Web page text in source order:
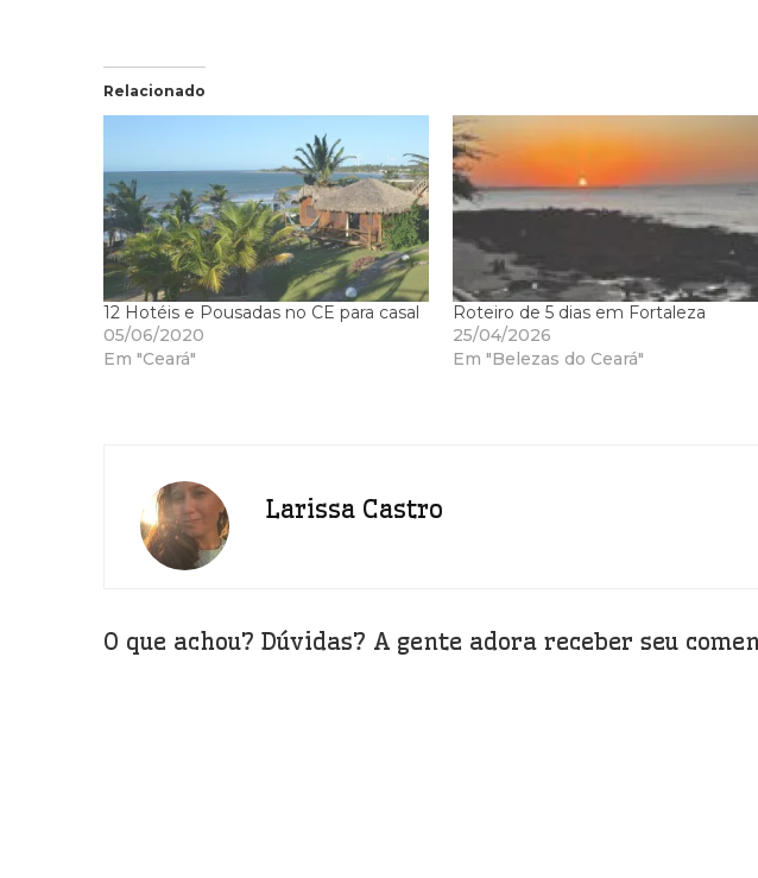
Relacionado
12 Hotéis e Pousadas no CE para casal
05/06/2020
Em "Ceará"
Roteiro de 5 dias em Fortaleza
25/04/2026
Em "Belezas do Ceará"
Larissa Castro
O que achou? Dúvidas? A gente adora receber seu